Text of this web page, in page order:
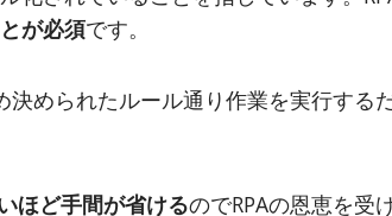
が必須です。
決められたルール通り作業を実行する
ほど手間が省けるのでRPAの恩恵を受